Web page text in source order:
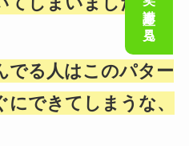
でる人はこのパター
できてしまうな、